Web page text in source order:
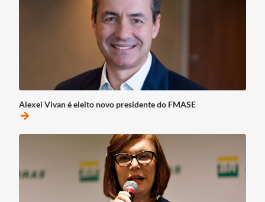
Alexei Vivan é eleito novo presidente do FMASE
arrow_forward